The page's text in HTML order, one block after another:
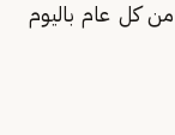
يحتفي يوم 5 أكتوبر من كل عام باليوم